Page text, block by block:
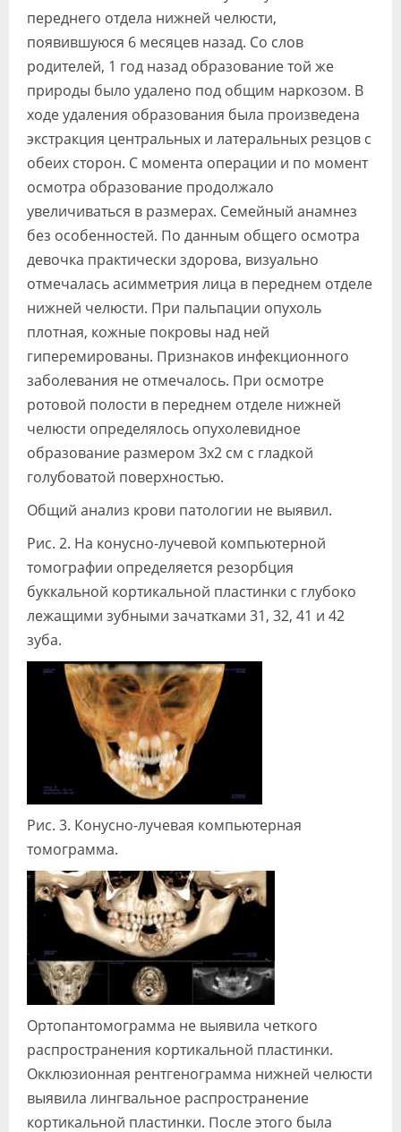
переднего отдела нижней челюсти,
появившуюся 6 месяцев назад. Со слов
родителей, 1 год назад образование той же
природы было удалено под общим наркозом. В
ходе удаления образования была произведена
экстракция центральных и латеральных резцов с
обеих сторон. С момента операции и по момент
осмотра образование продолжало
увеличиваться в размерах. Семейный анамнез
без особенностей. По данным общего осмотра
девочка практически здорова, визуально
отмечалась асимметрия лица в переднем отделе
нижней челюсти. При пальпации опухоль
плотная, кожные покровы над ней
гиперемированы. Признаков инфекционного
заболевания не отмечалось. При осмотре
ротовой полости в переднем отделе нижней
челюсти определялось опухолевидное
образование размером 3х2 см с гладкой
голубоватой поверхностью.
Общий анализ крови патологии не выявил.
Рис. 2. На конусно-лучевой компьютерной
томографии определяется резорбция
буккальной кортикальной пластинки с глубоко
лежащими зубными зачатками 31, 32, 41 и 42
зуба.
Рис. 3. Конусно-лучевая компьютерная
томограмма.
Ортопантомограмма не выявила четкого
распространения кортикальной пластинки.
Окклюзионная рентгенограмма нижней челюсти
выявила лингвальное распространение
кортикальной пластинки. После этого была